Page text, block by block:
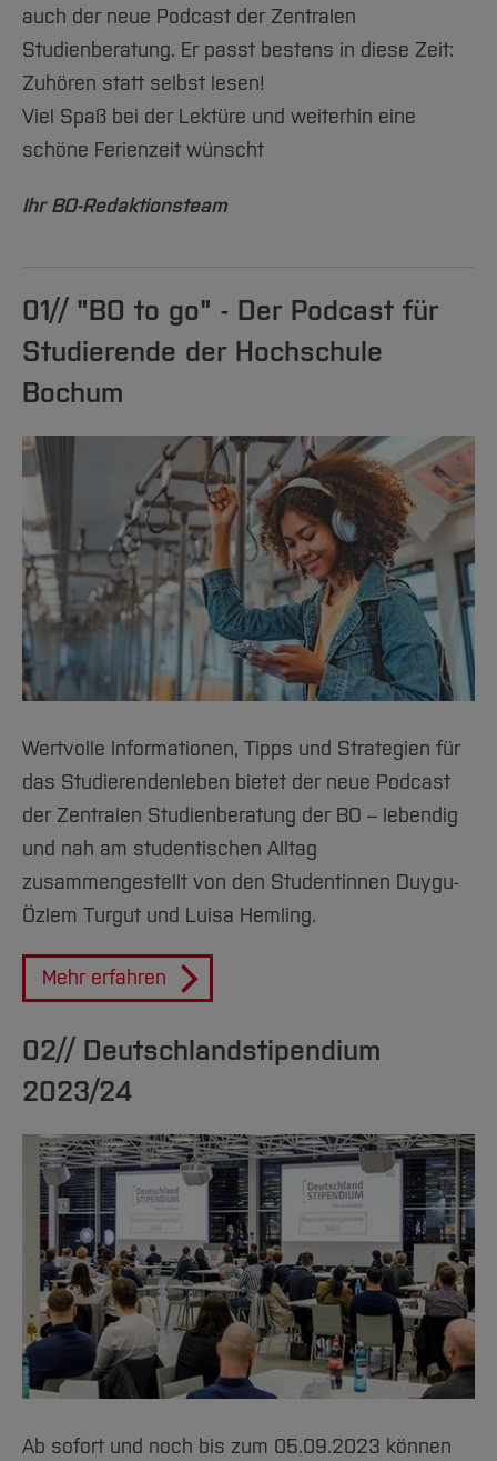
Arbeiten im FB G
Forschung und Projekte
International
Team
Service
Studiengänge
Studieninteressierte
Aktuelles
Studium
Fachgruppen
Forschung und Entwicklung
Team
Amtliche Bekanntmachungen
Notfall-Infos
BO Shop
Familiengerechte Hochschule
Gleichstellung
Diskriminierungsfreie Hochschule
Vertretungen
Hochschulbibliothek
Hochschulkommunikation
International Office
Medienzentrum
Zentrale Studienberatung
#15
#16
#17
#21
#22
#23
#24
#25
#26
#27
#28
#29
#30
#31
#33
#34
#35
#36
#37
#38
#39
auch der neue Podcast der Zentralen
Studienberatung. Er passt bestens in diese Zeit:
Zuhören statt selbst lesen!
Viel Spaß bei der Lektüre und weiterhin eine
schöne Ferienzeit wünscht
Ihr BO-Redaktionsteam
01// "BO to go" - Der Podcast für
Studierende der Hochschule
Bochum
Wertvolle Informationen, Tipps und Strategien für
das Studierendenleben bietet der neue Podcast
der Zentralen Studienberatung der BO – lebendig
und nah am studentischen Alltag
zusammengestellt von den Studentinnen Duygu-
Özlem Turgut und Luisa Hemling.
Mehr erfahren
02// Deutschlandstipendium
2023/24
Ab sofort und noch bis zum 05.09.2023 können